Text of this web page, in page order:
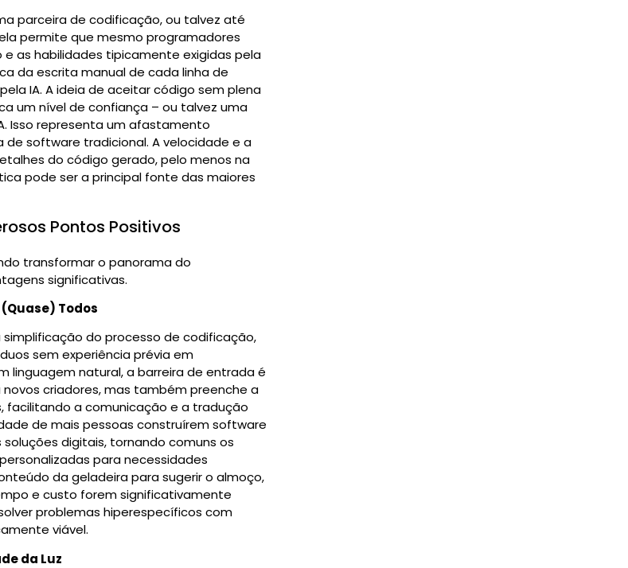
parceira de codificação, ou talvez até
permite que mesmo programadores
as habilidades tipicamente exigidas pela
da escrita manual de cada linha de
IA. A ideia de aceitar código sem plena
um nível de confiança – ou talvez uma
Isso representa um afastamento
software tradicional. A velocidade e a
do código gerado, pelo menos na
pode ser a principal fonte das maiores
Pontos Positivos
transformar o panorama do
significativas.
Todos
do processo de codificação,
sem experiência prévia em
linguagem natural, a barreira de entrada é
criadores, mas também preenche a
facilitando a comunicação e a tradução
de mais pessoas construírem software
digitais, tornando comuns os
para necessidades
da geladeira para sugerir o almoço,
e custo forem significativamente
problemas hiperespecíficos com
viável.
da Luz